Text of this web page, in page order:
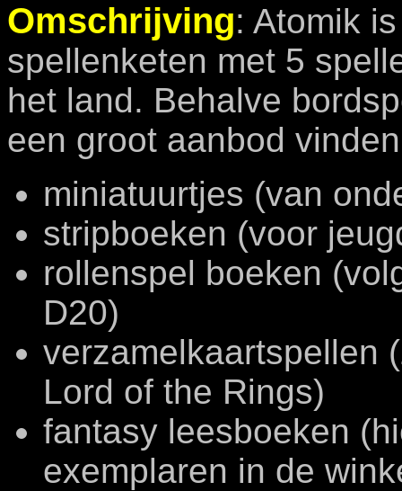
Omschrijving: Atomik
spellenketen met 5
het land. Behalve
een groot aanbod
miniatuurtjes (van
stripboeken (voor
rollenspel boeken
D20)
verzamelkaartspellen
Lord of the Rings)
fantasy leesboeken
exemplaren in de